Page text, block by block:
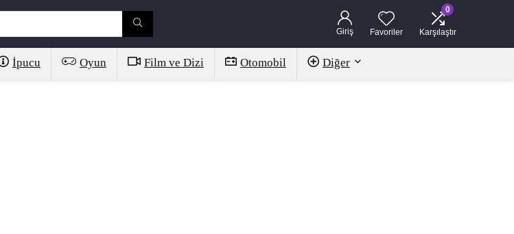
Giriş Favoriler
0
Karşılaştır
İpucu Oyun Film ve Dizi Otomobil Diğer